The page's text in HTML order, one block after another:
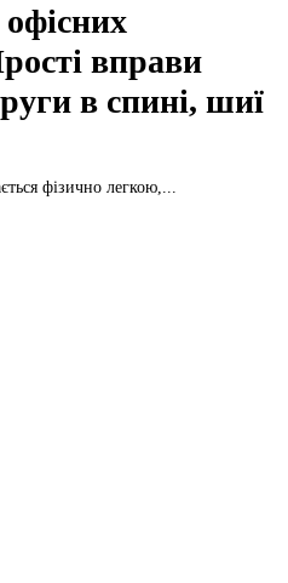
вправи
в спині, шиї
фізично легкою,...